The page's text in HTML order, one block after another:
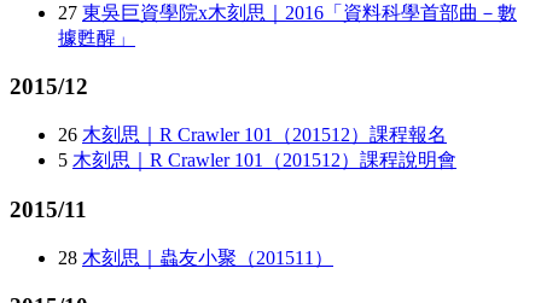
27 東吳巨資學院x木刻思｜2016「資料科學首部曲－數
據甦醒」
2015/12
26 木刻思｜R Crawler 101（201512）課程報名
5 木刻思｜R Crawler 101（201512）課程說明會
2015/11
28 木刻思｜蟲友小聚（201511）